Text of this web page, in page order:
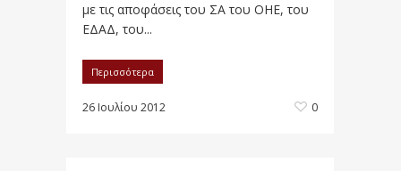
με τις αποφάσεις του ΣΑ του ΟΗΕ, του
ΕΔΑΔ, του...
Περισσότερα
26 Ιουλίου 2012 0